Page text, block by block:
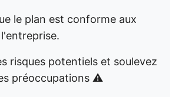
le plan est conforme aux
risques potentiels et soulevez
préoccupations ⚠️